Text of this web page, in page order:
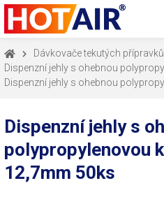
Dávkovače tekutých přípravků
Dispenzní jehly s ohebnou
Dispenzní jehly s ohebnou
Dispenzní jehly s
polypropylenovou
12,7mm 50ks